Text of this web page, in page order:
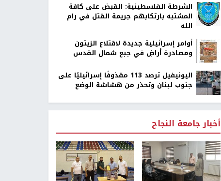
الشرطة الفلسطينية: القبض على كافة
المشتبه بارتكابهم جريمة القتل في رام
الله
أوامر إسرائيلية جديدة لاقتلاع الزيتون
ومصادرة أراضٍ في جبع شمال القدس
اليونيفيل ترصد 113 مقذوفًا إسرائيليًا على
جنوب لبنان وتحذر من هشاشة الوضع
أخبار جامعة النجاح